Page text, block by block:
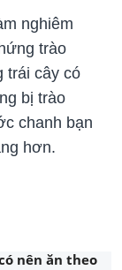
nghiêm
trào
trái cây có
bị trào
chanh bạn
hơn.
nên ăn theo